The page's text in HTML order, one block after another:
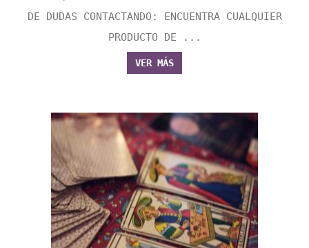
DE DUDAS CONTACTANDO: ENCUENTRA CUALQUIER
PRODUCTO DE ...
VER MÁS